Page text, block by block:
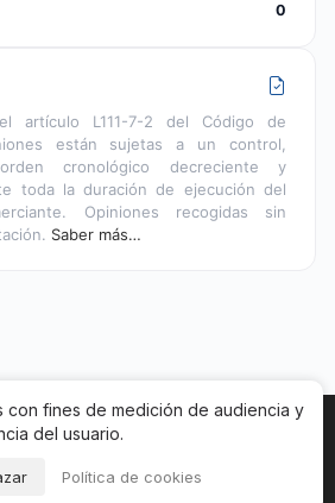
0
artículo L111-7-2 del Código de
están sujetas a un control,
cronológico decreciente y
toda la duración de ejecución del
Opiniones recogidas sin
Saber más…
opiniones Categorías
con fines de medición de audiencia y
del usuario.
Política de cookies